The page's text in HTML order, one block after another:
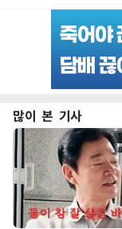
많이 본 기사